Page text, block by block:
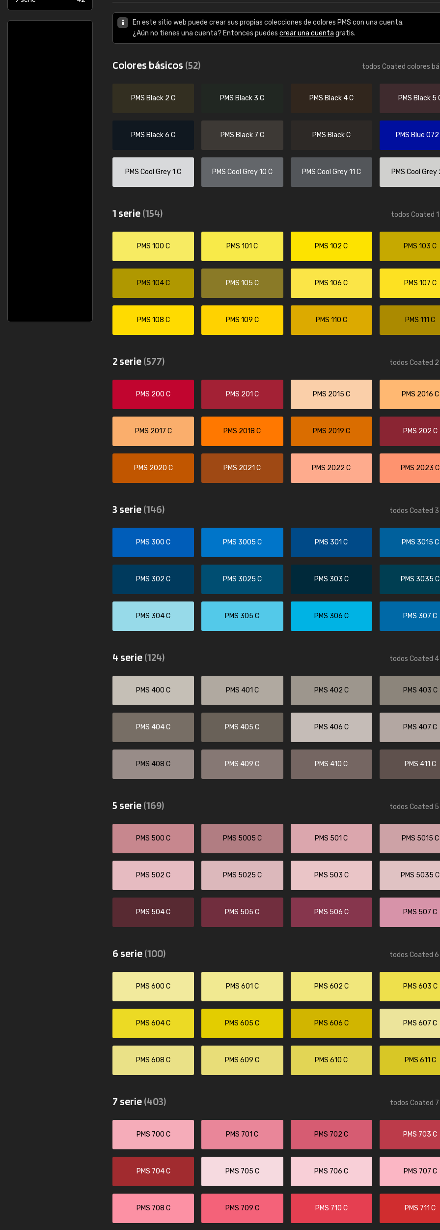
En este sitio web puede crear sus propias colecciones de colores PMS con una cuenta.
¿Aún no tienes una cuenta? Entonces puedes crear una cuenta gratis.
Colores básicos (52) todos Coated colores
PMS Black 2 C PMS Black 3 C PMS Black 4 C PMS Black 5
PMS Black 6 C PMS Black 7 C PMS Black C PMS Blue 072
PMS Cool Grey 1 C PMS Cool Grey 10 C PMS Cool Grey 11 C PMS Cool Grey
1 serie(154) todos Coated 1
PMS 100 C PMS 101 C PMS 102 C PMS 103 C
PMS 104 C PMS 105 C PMS 106 C PMS 107 C
PMS 108 C PMS 109 C PMS 110 C PMS 111 C
2 serie(577) todos Coated 2
PMS 200 C PMS 201 C PMS 2015 C PMS 2016 C
PMS 2017 C PMS 2018 C PMS 2019 C PMS 202 C
PMS 2020 C PMS 2021 C PMS 2022 C PMS 2023 C
3 serie(146) todos Coated 3
PMS 300 C PMS 3005 C PMS 301 C PMS 3015 C
PMS 302 C PMS 3025 C PMS 303 C PMS 3035 C
PMS 304 C PMS 305 C PMS 306 C PMS 307 C
4 serie(124) todos Coated 4
PMS 400 C PMS 401 C PMS 402 C PMS 403 C
PMS 404 C PMS 405 C PMS 406 C PMS 407 C
PMS 408 C PMS 409 C PMS 410 C PMS 411 C
5 serie(169) todos Coated 5
PMS 500 C PMS 5005 C PMS 501 C PMS 5015 C
PMS 502 C PMS 5025 C PMS 503 C PMS 5035 C
PMS 504 C PMS 505 C PMS 506 C PMS 507 C
6 serie(100) todos Coated 6
PMS 600 C PMS 601 C PMS 602 C PMS 603 C
PMS 604 C PMS 605 C PMS 606 C PMS 607 C
PMS 608 C PMS 609 C PMS 610 C PMS 611 C
7 serie(403) todos Coated 7
PMS 700 C PMS 701 C PMS 702 C PMS 703 C
PMS 704 C PMS 705 C PMS 706 C PMS 707 C
PMS 708 C PMS 709 C PMS 710 C PMS 711 C
Enrique